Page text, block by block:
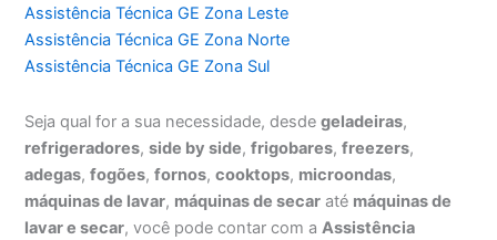
Assistência Técnica GE Zona Leste
Assistência Técnica GE Zona Norte
Assistência Técnica GE Zona Sul
Seja qual for a sua necessidade, desdegeladeiras,
refrigeradores,side by side,frigobares,freezers,
adegas,fogões,fornos,cooktops, microondas,
máquinas de lavar, máquinas de secar até máquinas de
lavar e secar, você pode contar com a Assistência